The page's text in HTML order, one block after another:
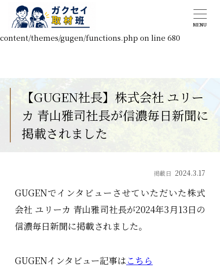
Warning: Undefined array key 0 in
/home/atanet/gugen.biz/public_html/wp-
content/themes/gugen/functions.php on line 680
MENU
【GUGEN社長】株式会社 ユリー
カ 青山雅司社長が信濃毎日新聞に
掲載されました
掲載日 2024.3.17
GUGENでインタビューさせていただいた株式
会社 ユリーカ 青山雅司社長が2024年3月13日の
信濃毎日新聞に掲載されました。
GUGENインタビュー記事はこちら